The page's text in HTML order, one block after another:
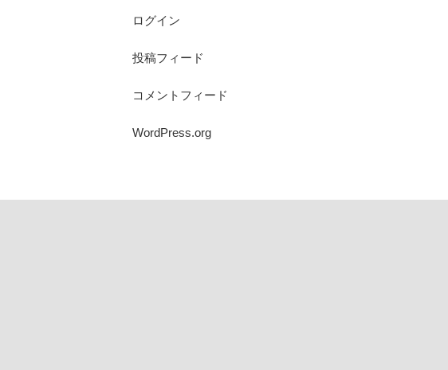
ログイン
投稿フィード
コメントフィード
WordPress.org